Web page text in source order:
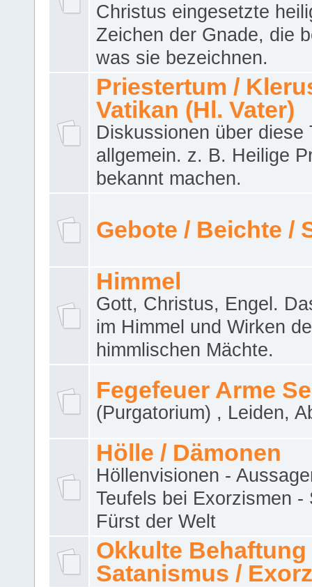
Christus eingesetzte
Zeichen der Gnade, die
was sie bezeichnen.
Priestertum /
Vatikan (Hl. Vater)
Diskussionen über diese
allgemein. z. B. Heilige
bekannt machen.
Gebote / Beichte /
Himmel
Gott, Christus, Engel.
im Himmel und Wirken
himmlischen Mächte.
Fegefeuer Arme
(Purgatorium) , Leiden,
Hölle / Dämonen
Höllenvisionen -
Teufels bei Exorzismen -
Fürst der Welt
Okkulte Behaftung
Satanismus /